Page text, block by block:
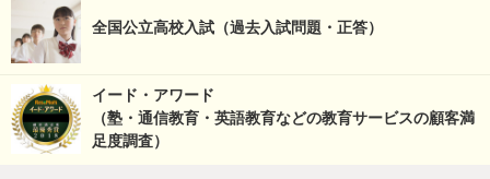
全国公立高校入試（過去入試問題・正答）
イード・アワード
（塾・通信教育・英語教育などの教育サービスの顧客満
足度調査）